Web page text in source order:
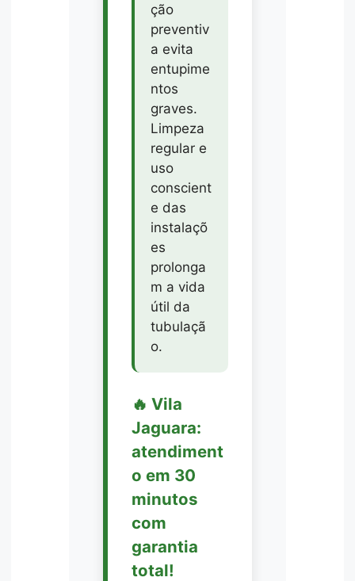
ção
preventiv
a evita
entupime
ntos
graves.
Limpeza
regular e
uso
conscient
e das
instalaçõ
es
prolonga
m a vida
útil da
tubulaçã
o.
🔥 Vila
Jaguara:
atendiment
o em 30
minutos
com
garantia
total!